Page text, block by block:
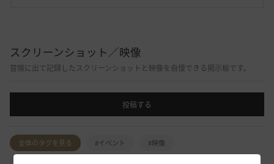
スクリーンショット／映像
冒険に出て記録したスクリーンショットと映像を自慢できる掲示板です。
投稿する
全体のタグを見る #イベント
#映像